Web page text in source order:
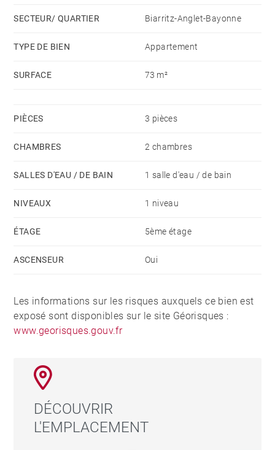
SECTEUR/ QUARTIER Biarritz-Anglet-Bayonne
TYPE DE BIEN Appartement
SURFACE 73 m²
PIÈCES 3 pièces
CHAMBRES 2 chambres
SALLES D'EAU / DE BAIN 1 salle d'eau / de bain
NIVEAUX 1 niveau
ÉTAGE 5ème étage
ASCENSEUR Oui
Les informations sur les risques auxquels ce bien est
exposé sont disponibles sur le site Géorisques :
www.georisques.gouv.fr
DÉCOUVRIR
L'EMPLACEMENT